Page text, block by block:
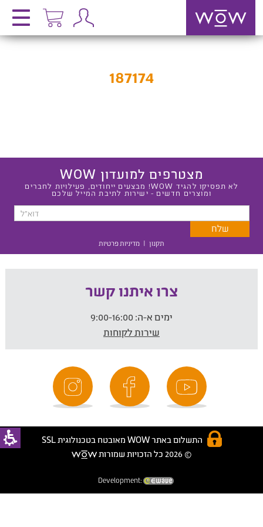
187174
מצטרפים למועדון WOW
לא תפסיקו להגיד WOW! מבצעים ייחודים, פעילויות לחברים
ומוצרים חדשים - ישירות לתיבת המייל שלכם
תקנון | מדיניות פרטיות
צרו איתנו קשר
ימים א-ה:
שירות לקוחות
התשלום באתר WOW מאובטח בטכנולוגית SSL
© 2026 כל הזכויות שמורות
Development: